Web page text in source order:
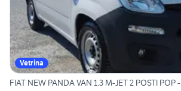
Vetrina
FIAT NEW PANDA VAN 1.3 M-JET 2 POSTI POP -